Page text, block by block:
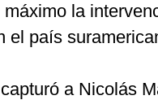
la
el país
a Nicolás